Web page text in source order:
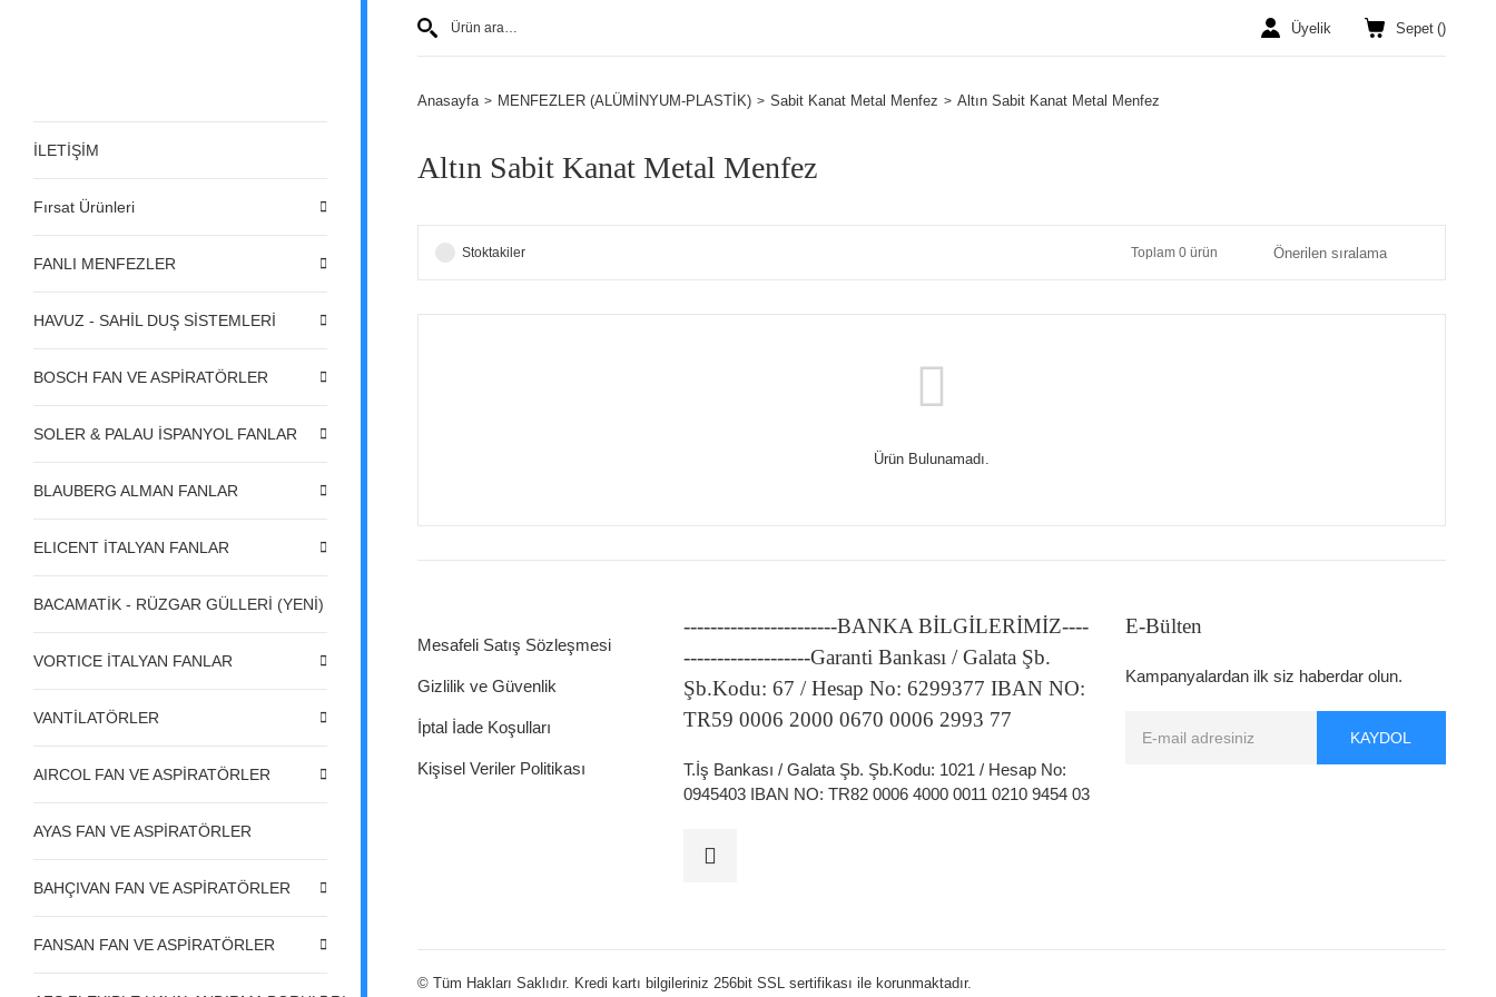
İLETİŞİM
Fırsat Ürünleri
FANLI MENFEZLER
HAVUZ - SAHİL DUŞ SİSTEMLERİ
BOSCH FAN VE ASPİRATÖRLER
SOLER & PALAU İSPANYOL FANLAR
BLAUBERG ALMAN FANLAR
ELICENT İTALYAN FANLAR
BACAMATİK - RÜZGAR GÜLLERİ (YENİ)
VORTICE İTALYAN FANLAR
VANTİLATÖRLER
AIRCOL FAN VE ASPİRATÖRLER
AYAS FAN VE ASPİRATÖRLER
BAHÇIVAN FAN VE ASPİRATÖRLER
FANSAN FAN VE ASPİRATÖRLER
Üyelik Sepet ()
Anasayfa MENFEZLER (ALÜMİNYUM-PLASTİK) Sabit Kanat Metal Menfez Altın Sabit Kanat Metal Menfez
Altın Sabit Kanat Metal Menfez
Stoktakiler Toplam 0 ürün
Ürün Bulunamadı.
Mesafeli Satış Sözleşmesi
Gizlilik ve Güvenlik
İptal İade Koşulları
Kişisel Veriler Politikası
-----------------------BANKA BİLGİLERİMİZ----
-------------------Garanti Bankası / Galata Şb.
Şb.Kodu: 67 / Hesap No: 6299377 IBAN NO:
TR59 0006 2000 0670 0006 2993 77
T.İş Bankası / Galata Şb. Şb.Kodu: 1021 / Hesap No:
0945403 IBAN NO: TR82 0006 4000 0011 0210 9454 03
E-Bülten
Kampanyalardan ilk siz haberdar olun.
KAYDOL
© Tüm Hakları Saklıdır. Kredi kartı bilgileriniz 256bit SSL sertifikası ile korunmaktadır.